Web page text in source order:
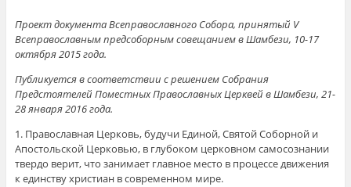
Проект документа Всеправославного Собора, принятый V
Всеправославным предсоборным совещанием в Шамбези, 10-17
октября 2015 года.
Публикуется в соответствии с решением Собрания
Предстоятелей Поместных Православных Церквей в Шамбези, 21-
28 января 2016 года.
1. Православная Церковь, будучи Единой, Святой Соборной и
Апостольской Церковью, в глубоком церковном самосознании
твердо верит, что занимает главное место в процессе движения
к единству христиан в современном мире.